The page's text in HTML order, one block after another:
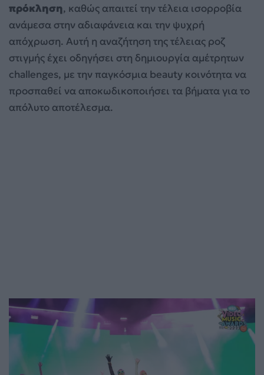
πρόκληση, καθώς απαιτεί την τέλεια ισορροβία
ανάμεσα στην αδιαφάνεια και την ψυχρή
απόχρωση. Αυτή η αναζήτηση της τέλειας ροζ
στιγμής έχει οδηγήσει στη δημιουργία αμέτρητων
challenges, με την παγκόσμια beauty κοινότητα να
προσπαθεί να αποκωδικοποιήσει τα βήματα για το
απόλυτο αποτέλεσμα.